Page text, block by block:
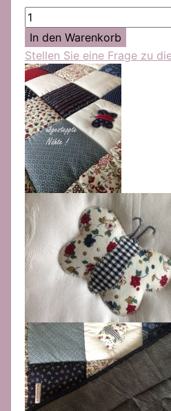
Stellen Sie eine Frage zu